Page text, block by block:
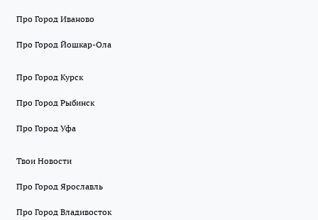
Про Город Иваново
Про Город Йошкар-Ола
Про Город Курск
Про Город Рыбинск
Про Город Уфа
Твои Новости
Про Город Ярославль
Про Город Владивосток